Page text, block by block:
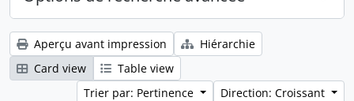
Aperçu avant impression
Hiérarchie
Card view
Table view
Trier par: Pertinence
Direction: Croissant